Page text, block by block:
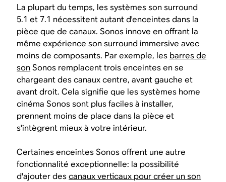
La plupart du temps, les systèmes son surround
5.1 et 7.1 nécessitent autant d'enceintes dans la
pièce que de canaux. Sonos innove en offrant la
même expérience son surround immersive avec
moins de composants. Par exemple, les barres de
sonSonos remplacent trois enceintes en se
chargeant des canaux centre, avant gauche et
avant droit. Cela signifie que les systèmes home
cinéma Sonos sont plus faciles à installer,
prennent moins de place dans la pièce et
s'intègrent mieux à votre intérieur.
Certaines enceintes Sonos offrent une autre
fonctionnalité exceptionnelle: la possibilité
d'ajouter descanaux verticaux pour créer un son